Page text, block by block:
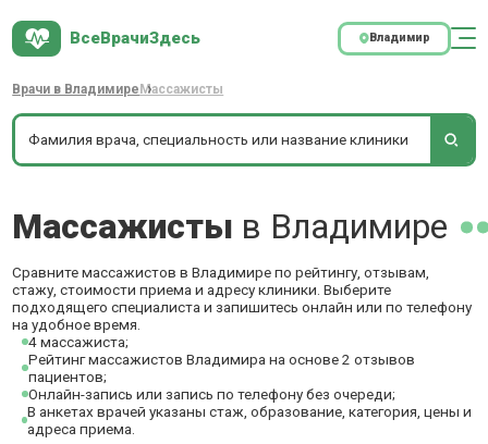
ВсеВрачиЗдесь Владимир
Врачи в Владимире Массажисты
Массажисты в Владимире
Сравните массажистов в Владимире по рейтингу, отзывам,
стажу, стоимости приема и адресу клиники. Выберите
подходящего специалиста и запишитесь онлайн или по телефону
на удобное время.
4 массажиста;
Рейтинг массажистов Владимира на основе 2 отзывов
пациентов;
Онлайн-запись или запись по телефону без очереди;
В анкетах врачей указаны стаж, образование, категория, цены и
адреса приема.